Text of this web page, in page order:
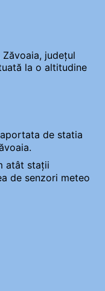
județul
la o altitudine
de statia
atât stații
de senzori meteo